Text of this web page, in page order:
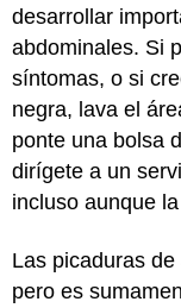
desarrollar
abdominales. Si
síntomas, o si
negra, lava el
ponte una bolsa
dirígete a un
incluso aunque
Las picaduras
pero es